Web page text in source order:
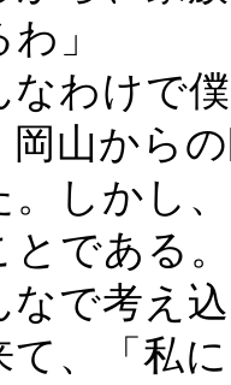
」
わけで
岡山から
。しかし
とである。
で考え
て、「私